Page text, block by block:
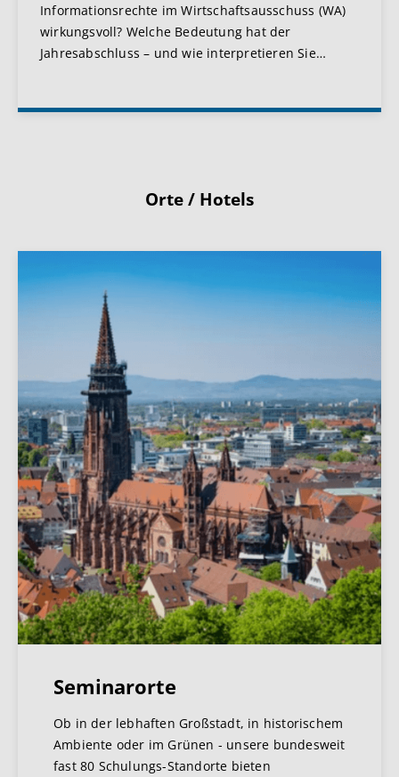
Informationsrechte im Wirtschaftsausschuss (WA)
wirkungsvoll? Welche Bedeutung hat der
Jahresabschluss – und wie interpretieren Sie…
Orte / Hotels
Seminarorte
Ob in der lebhaften Großstadt, in historischem
Ambiente oder im Grünen - unsere bundesweit
fast 80 Schulungs-Standorte bieten